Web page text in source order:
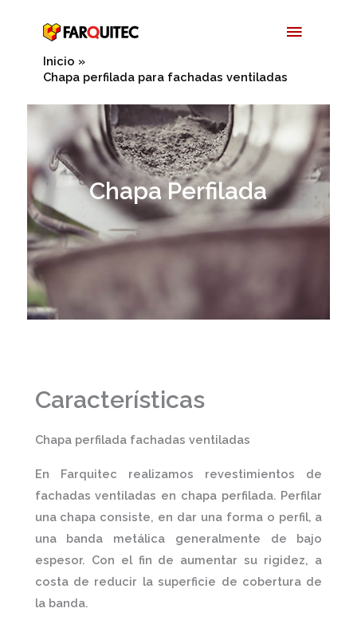
Menú
Inicio
Chapa perfilada para fachadas ventiladas
Chapa Perfilada
Características
Chapa perfilada fachadas ventiladas
En Farquitec realizamos revestimientos de
fachadas ventiladas en chapa perfilada. Perfilar
una chapa consiste, en dar una forma o perfil, a
una banda metálica generalmente de bajo
espesor. Con el fin de aumentar su rigidez, a
costa de reducir la superficie de cobertura de
la banda.